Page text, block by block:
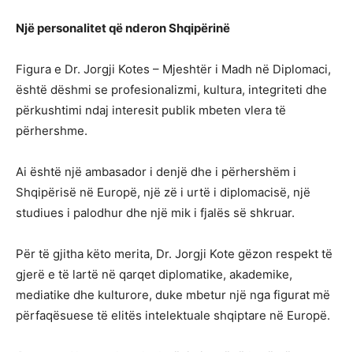
Një personalitet që nderon Shqipërinë
Figura e Dr. Jorgji Kotes – Mjeshtër i Madh në Diplomaci,
është dëshmi se profesionalizmi, kultura, integriteti dhe
përkushtimi ndaj interesit publik mbeten vlera të
përhershme.
Ai është një ambasador i denjë dhe i përhershëm i
Shqipërisë në Europë, një zë i urtë i diplomacisë, një
studiues i palodhur dhe një mik i fjalës së shkruar.
Për të gjitha këto merita, Dr. Jorgji Kote gëzon respekt të
gjerë e të lartë në qarqet diplomatike, akademike,
mediatike dhe kulturore, duke mbetur një nga figurat më
përfaqësuese të elitës intelektuale shqiptare në Europë.